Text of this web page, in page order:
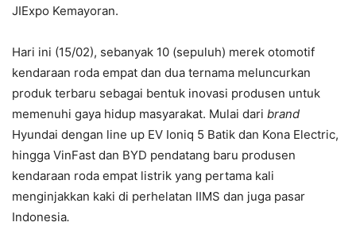
JIExpo Kemayoran.
Hari ini (15/02), sebanyak 10 (sepuluh) merek otomotif
kendaraan roda empat dan dua ternama meluncurkan
produk terbaru sebagai bentuk inovasi produsen untuk
memenuhi gaya hidup masyarakat. Mulai dari brand
Hyundai dengan line up EV Ioniq 5 Batik dan Kona Electric,
hingga VinFast dan BYD pendatang baru produsen
kendaraan roda empat listrik yang pertama kali
menginjakkan kaki di perhelatan IIMS dan juga pasar
Indonesia.